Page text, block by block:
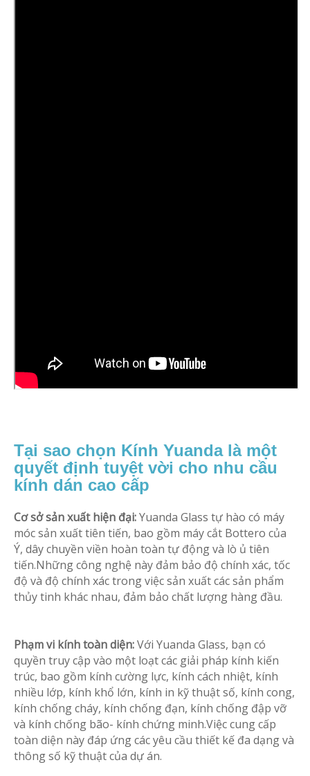
Tại sao chọn Kính Yuanda là một
quyết định tuyệt vời cho nhu cầu
kính dán cao cấp
Cơ sở sản xuất hiện đại:Yuanda Glass tự hào có máy
móc sản xuất tiên tiến, bao gồm máy cắt Bottero của
Ý, dây chuyền viền hoàn toàn tự động và lò ủ tiên
tiến.Những công nghệ này đảm bảo độ chính xác, tốc
độ và độ chính xác trong việc sản xuất các sản phẩm
thủy tinh khác nhau, đảm bảo chất lượng hàng đầu.
Phạm vi kính toàn diện:Với Yuanda Glass, bạn có
quyền truy cập vào một loạt các giải pháp kính kiến ​​
trúc, bao gồm kính cường lực, kính cách nhiệt, kính
nhiều lớp, kính khổ lớn, kính in kỹ thuật số, kính cong,
kính chống cháy, kính chống đạn, kính chống đập vỡ
và kính chống bão- kính chứng minh.Việc cung cấp
toàn diện này đáp ứng các yêu cầu thiết kế đa dạng và
thông số kỹ thuật của dự án.